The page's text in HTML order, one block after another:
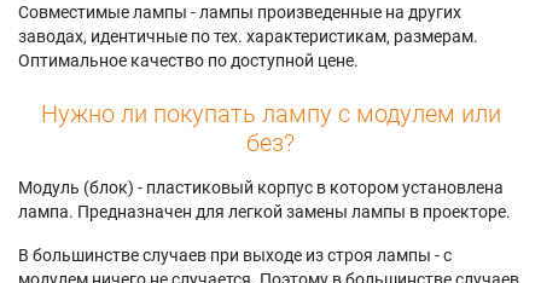
Совместимые лампы - лампы произведенные на других
заводах, идентичные по тех. характеристикам, размерам.
Оптимальное качество по доступной цене.
Нужно ли покупать лампу с модулем или
без?
Модуль (блок) - пластиковый корпус в котором установлена
лампа. Предназначен для легкой замены лампы в проекторе.
В большинстве случаев при выходе из строя лампы - с